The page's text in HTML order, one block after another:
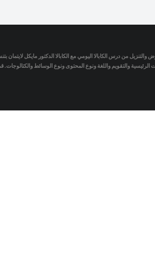
والتنزيل من درس الكابالا اليومي مع الكابالا الدكتور مايكل
والتقويم واللغة ونوع المحتوى ونوع الوسائط